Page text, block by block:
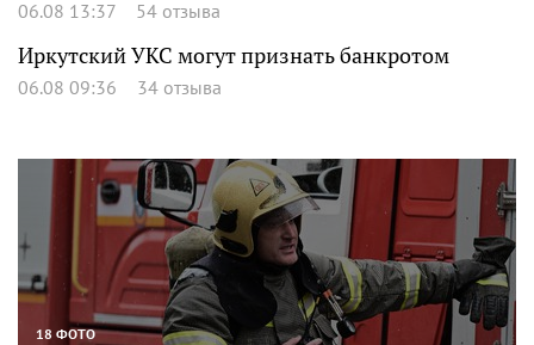
06.08 13:37 54 отзыва
Иркутский УКС могут признать банкротом
06.08 09:36 34 отзыва
18 ФОТО